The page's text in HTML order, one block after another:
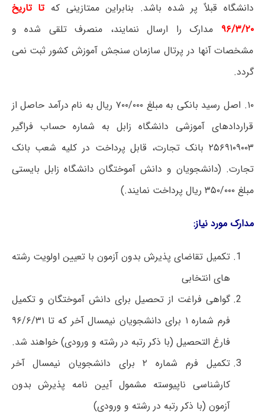
دانشگاه قبلاٌ پر شده باشد. بنابراین ممتازینی کهتا تاریخ
۹۶/۳/۲۰ مدارک را ارسال ننمایند، منصرف تلقی شده و
مشخصات آنها در پرتال سازمان سنجش آموزش کشور ثبت نمی
گردد.
۱۰. اصل رسید بانکی به مبلغ ۷۰۰/۰۰۰ ریال به نام درآمد حاصل از
قراردادهای آموزشی دانشگاه زابل به شماره حساب فراگیر
۲۵۶۹۱۰۹۰۰۳ بانک تجارت، قابل پرداخت در کلیه شعب بانک
تجارت. (دانشجویان و دانش آموختگان دانشگاه زابل بایستی
مبلغ ۳۵۰/۰۰۰ ریال پرداخت نمایند.)
مدارک مورد نیاز:
تکمیل تقاضای پذیرش بدون آزمون با تعیین اولویت رشته
های انتخابی
گواهی فراغت از تحصیل برای دانش آموختگان و تکمیل
فرم شماره ۱ برای دانشجویان نیمسال آخر که تا ۹۶/۶/۳۱
فارغ التحصیل (با ذکر رتبه در رشته و ورودی) خواهند شد.
تکمیل فرم شماره ۲ برای دانشجویان نیمسال آخر
کارشناسی ناپیوسته مشمول آیین نامه پذیرش بدون
آزمون (با ذکر رتبه در رشته و ورودی)